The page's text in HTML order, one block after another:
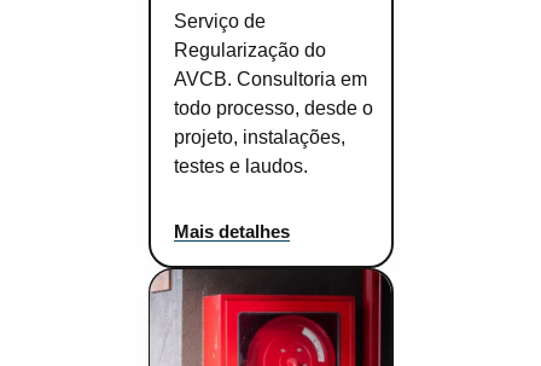
Serviço de
Regularização do
AVCB. Consultoria em
todo processo, desde o
projeto, instalações,
testes e laudos.
Mais detalhes